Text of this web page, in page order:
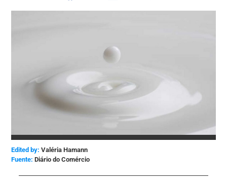
Edited by: Valéria Hamann
Diário do Comércio